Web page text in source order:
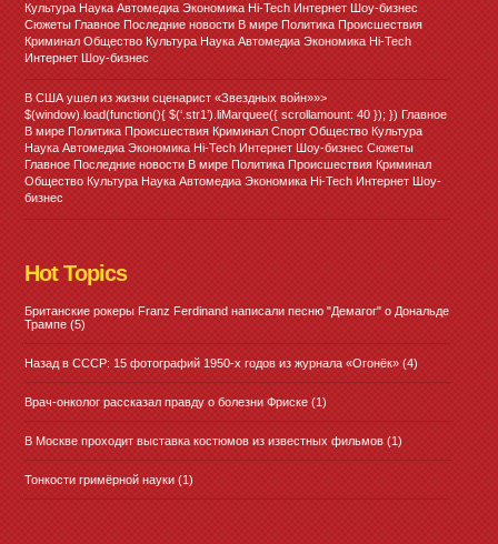
Культура Наука Автомедиа Экономика Hi-Tech Интернет Шоу-бизнес
Сюжеты Главное Последние новости В мире Политика Происшествия
Криминал Общество Культура Наука Автомедиа Экономика Hi-Tech
Интернет Шоу-бизнес
В США ушел из жизни сценарист «Звездных войн»»>
$(window).load(function(){ $(‘.str1’).liMarquee({ scrollamount: 40 }); }) Главное
В мире Политика Происшествия Криминал Спорт Общество Культура
Наука Автомедиа Экономика Hi-Tech Интернет Шоу-бизнес Сюжеты
Главное Последние новости В мире Политика Происшествия Криминал
Общество Культура Наука Автомедиа Экономика Hi-Tech Интернет Шоу-
бизнес
Hot Topics
Британские рокеры Franz Ferdinand написали песню "Демагог" о Дональде
Трампе (5)
Назад в СССР: 15 фотографий 1950-х годов из журнала «Огонёк» (4)
Врач-онколог рассказал правду о болезни Фриске (1)
В Москве проходит выставка костюмов из известных фильмов (1)
Тонкости гримёрной науки (1)